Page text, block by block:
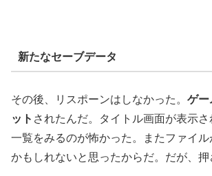
新たなセーブデータ
その後、リスポーンはしなかった。 ゲー
ット されたんだ。タイトル画面が表示
一覧をみるのが怖かった。またファイ
かもしれないと思ったからだ。だが、押